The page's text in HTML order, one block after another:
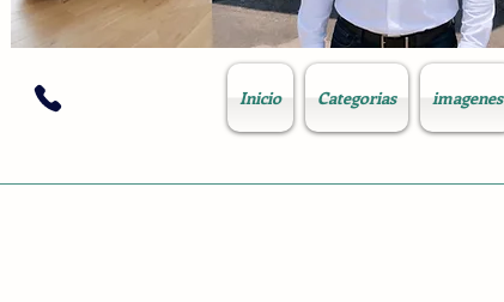
Inicio Categorias imagenes